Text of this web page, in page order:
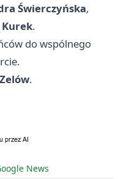
Świerczyńska,
Kurek.
do wspólnego
.
News